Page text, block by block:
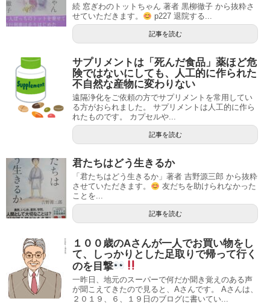
続 窓ぎわのトットちゃん 著者 黒柳徹子 から抜粋さ
せていただきます。
p227 退院する...
記事を読む
サプリメントは「死んだ食品」薬ほど危
険ではないにしても、人工的に作られた
不自然な産物に変わりない
遠隔浄化をご依頼の方でサプリメントを常用してい
る方がおられました。 サプリメントは人工的に作ら
れたものです。 カプセルや...
記事を読む
君たちはどう生きるか
「君たちはどう生きるか」著者 吉野源三郎 から抜粋
させていただきます。
友だちを助けられなかった
ことを...
記事を読む
１００歳のAさんが一人でお買い物をし
て、しっかりとした足取りで帰って行く
のを目撃
一昨日、地元のスーパーで何だか聞き覚えのある声
が聞こえてきたので見ると、Aさんです。 Aさんは、
２０１９、６、１９日のブログに書いてい...